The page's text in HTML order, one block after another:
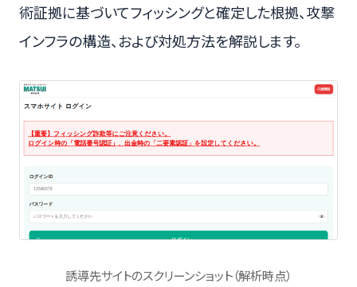
術証拠に基づいてフィッシングと確定した根拠、攻撃
インフラの構造、および対処方法を解説します。
誘導先サイトのスクリーンショット（解析時点）